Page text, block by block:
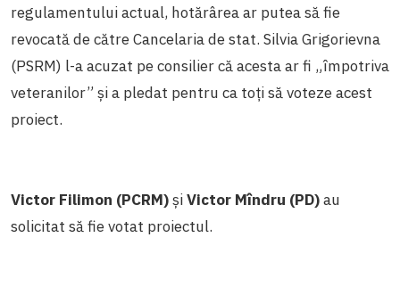
regulamentului actual, hotărârea ar putea să fie
revocată de către Cancelaria de stat. Silvia Grigorievna
(PSRM) l-a acuzat pe consilier că acesta ar fi „împotriva
veteranilor” și a pledat pentru ca toți să voteze acest
proiect.
Victor Filimon (PCRM)șiVictor Mîndru (PD)au
solicitat să fie votat proiectul.